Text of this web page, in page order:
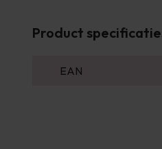
Product
EAN